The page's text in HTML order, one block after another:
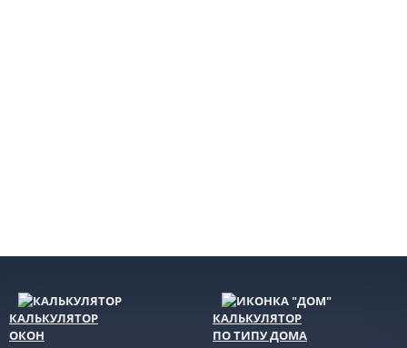
КАЛЬКУЛЯТОР
ОКОН
КАЛЬКУЛЯТОР
ПО ТИПУ ДОМА